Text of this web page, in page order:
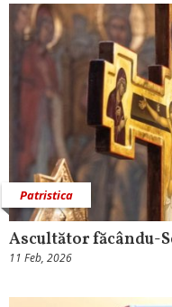
Patristica
Ascultător făcându-
11 Feb, 2026